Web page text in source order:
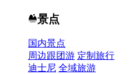
景点
国内景点
周边跟团游 定制旅行
迪士尼 全域旅游